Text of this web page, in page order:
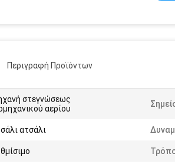
Περιγραφή Προϊόντων
στεγνώσεως
αερίου
ατσάλι